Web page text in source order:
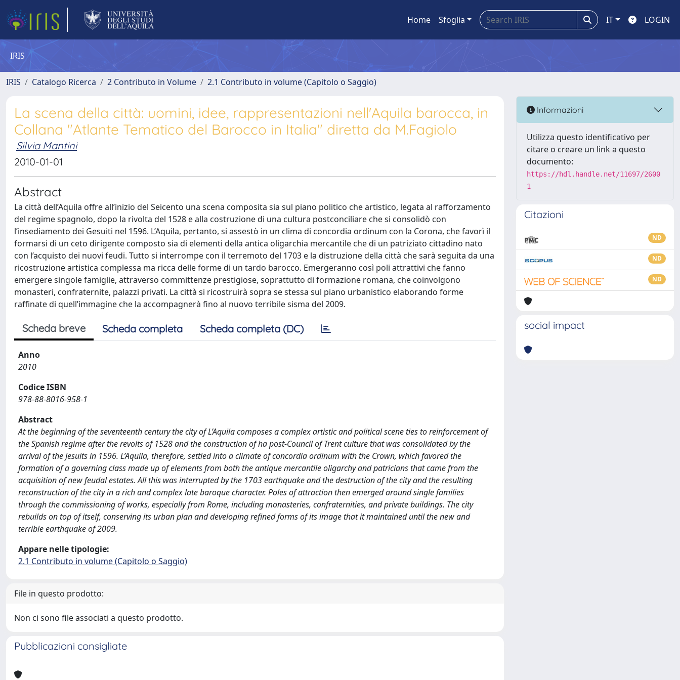
Home Sfoglia IT LOGIN
IRIS
IRIS Catalogo Ricerca 2 Contributo in Volume 2.1 Contributo in volume (Capitolo o Saggio)
La scena della città: uomini, idee, rappresentazioni nell'Aquila barocca, in
Collana "Atlante Tematico del Barocco in Italia" diretta da M.Fagiolo
Silvia Mantini
2010-01-01
Abstract
La città dell’Aquila offre all’inizio del Seicento una scena composita sia sul piano politico che artistico, legata al rafforzamento
del regime spagnolo, dopo la rivolta del 1528 e alla costruzione di una cultura postconciliare che si consolidò con
l’insediamento dei Gesuiti nel 1596. L’Aquila, pertanto, si assestò in un clima di concordia ordinum con la Corona, che favorì il
formarsi di un ceto dirigente composto sia di elementi della antica oligarchia mercantile che di un patriziato cittadino nato
con l’acquisto dei nuovi feudi. Tutto si interrompe con il terremoto del 1703 e la distruzione della città che sarà seguita da una
ricostruzione artistica complessa ma ricca delle forme di un tardo barocco. Emergeranno così poli attrattivi che fanno
emergere singole famiglie, attraverso committenze prestigiose, soprattutto di formazione romana, che coinvolgono
monasteri, confraternite, palazzi privati. La città si ricostruirà sopra se stessa sul piano urbanistico elaborando forme
raffinate di quell’immagine che la accompagnerà fino al nuovo terribile sisma del 2009.
Scheda breve Scheda completa Scheda completa (DC)
Anno
2010
Codice ISBN
978-88-8016-958-1
Abstract
At the beginning of the seventeenth century the city of L’Aquila composes a complex artistic and political scene ties to reinforcement of
the Spanish regime after the revolts of 1528 and the construction of ha post-Council of Trent culture that was consolidated by the
arrival of the Jesuits in 1596. L’Aquila, therefore, settled into a climate of concordia ordinum with the Crown, which favored the
formation of a governing class made up of elements from both the antique mercantile oligarchy and patricians that came from the
acquisition of new feudal estates. All this was interrupted by the 1703 earthquake and the destruction of the city and the resulting
reconstruction of the city in a rich and complex late baroque character. Poles of attraction then emerged around single families
through the commissioning of works, especially from Rome, including monasteries, confraternities, and private buildings. The city
rebuilds on top of itself, conserving its urban plan and developing refined forms of its image that it maintained until the new and
terrible earthquake of 2009.
Appare nelle tipologie:
2.1 Contributo in volume (Capitolo o Saggio)
File in questo prodotto:
Non ci sono file associati a questo prodotto.
Pubblicazioni consigliate
Informazioni
Utilizza questo identificativo per
citare o creare un link a questo
documento:
https://hdl.handle.net/11697/2600
1
Citazioni
ND
ND
ND
social impact